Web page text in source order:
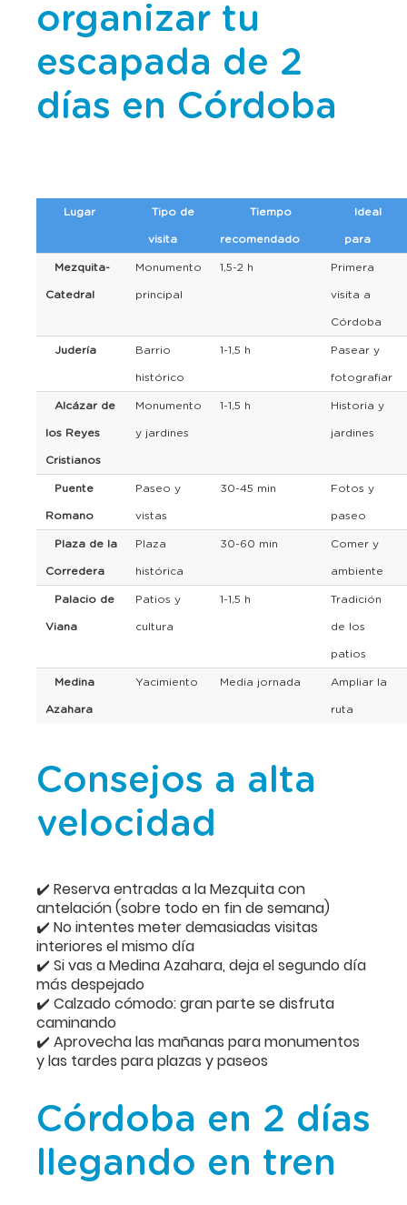
organizar tu
escapada de 2
días en Córdoba
Lugar Tipo de
visita
Tiempo
recomendado
Ideal
para
Mezquita-
Catedral
Monumento
principal
1,5-2 h Primera
visita a
Córdoba
Judería Barrio
histórico
1-1,5 h Pasear y
fotografiar
Alcázar de
los Reyes
Cristianos
Monumento
y jardines
1-1,5 h Historia y
jardines
Puente
Romano
Paseo y
vistas
30-45 min Fotos y
paseo
Plaza de la
Corredera
Plaza
histórica
30-60 min Comer y
ambiente
Palacio de
Viana
Patios y
cultura
1-1,5 h Tradición
de los
patios
Medina
Azahara
Yacimiento Media jornada Ampliar la
ruta
Consejos a alta
velocidad
✔️ Reserva entradas a la Mezquita con
antelación (sobre todo en fin de semana)
✔️ No intentes meter demasiadas visitas
interiores el mismo día
✔️ Si vas a Medina Azahara, deja el segundo día
más despejado
✔️ Calzado cómodo: gran parte se disfruta
caminando
✔️ Aprovecha las mañanas para monumentos
y las tardes para plazas y paseos
Córdoba en 2 días
llegando en tren